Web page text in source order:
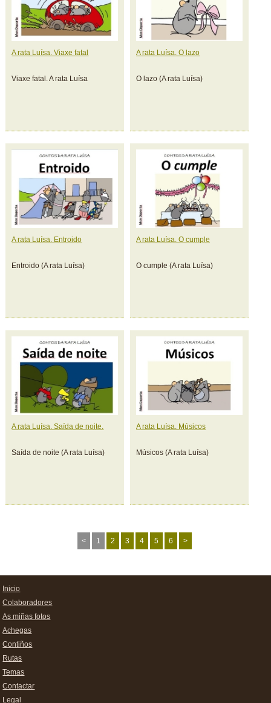
A rata Luísa. Viaxe fatal
Viaxe fatal. A rata Luísa
A rata Luísa. O lazo
O lazo (A rata Luísa)
A rata Luísa. Entroido
Entroido (A rata Luísa)
A rata Luísa. O cumple
O cumple (A rata Luísa)
A rata Luísa. Saída de noite.
Saída de noite (A rata Luísa)
A rata Luísa. Músicos
Músicos (A rata Luísa)
< 1 2 3 4 5 6 >
Inicio
Colaboradores
As miñas fotos
Achegas
Contiños
Rutas
Temas
Contactar
Legal